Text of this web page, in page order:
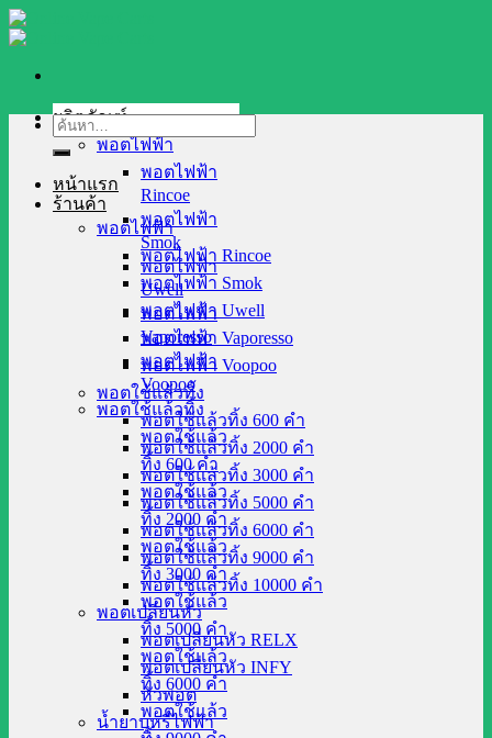
Skip
to
ผลิตภัณฑ์
พอตไฟฟ้า
พอตไฟฟ้า
Rincoe
พอตไฟฟ้า
Smok
พอตไฟฟ้า
Uwell
พอตไฟฟ้า
Vaporesso
พอตไฟฟ้า
Voopoo
พอตใช้แล้วทิ้ง
พอตใช้แล้ว
ทิ้ง 600 คำ
พอตใช้แล้ว
ทิ้ง 2000 คำ
พอตใช้แล้ว
ทิ้ง 3000 คำ
พอตใช้แล้ว
ทิ้ง 5000 คำ
พอตใช้แล้ว
ทิ้ง 6000 คำ
พอตใช้แล้ว
ค้นหา:
หน้าแรก
ร้านค้า
พอตไฟฟ้า
พอตไฟฟ้า Rincoe
พอตไฟฟ้า Smok
พอตไฟฟ้า Uwell
พอตไฟฟ้า Vaporesso
พอตไฟฟ้า Voopoo
พอตใช้แล้วทิ้ง
พอตใช้แล้วทิ้ง 600 คำ
พอตใช้แล้วทิ้ง 2000 คำ
พอตใช้แล้วทิ้ง 3000 คำ
พอตใช้แล้วทิ้ง 5000 คำ
พอตใช้แล้วทิ้ง 6000 คำ
พอตใช้แล้วทิ้ง 9000 คำ
พอตใช้แล้วทิ้ง 10000 คำ
พอตเปลี่ยนหัว
พอตเปลี่ยนหัว RELX
พอตเปลี่ยนหัว INFY
หัวพอต
น้ำยาบุหรี่ไฟฟ้า